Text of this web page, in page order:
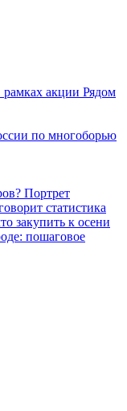
акции Рядом
по многоборью
Портрет
статистика
закупить к осени
пошаговое